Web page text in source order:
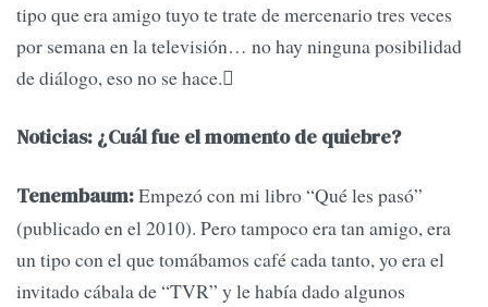
tipo que era amigo tuyo te trate de mercenario tres veces
por semana en la televisión… no hay ninguna posibilidad
de diálogo, eso no se hace.
Noticias: ¿Cuál fue el momento de quiebre?
Tenembaum:Empezó con mi libro “Qué les pasó”
(publicado en el 2010). Pero tampoco era tan amigo, era
un tipo con el que tomábamos café cada tanto, yo era el
invitado cábala de “TVR” y le había dado algunos